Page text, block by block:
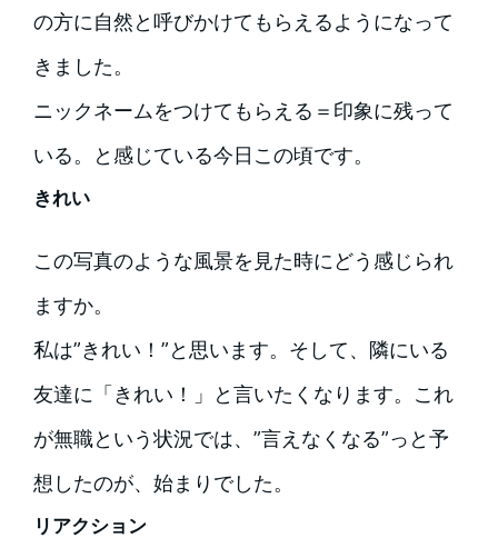
の方に自然と呼びかけてもらえるようになって
きました。
ニックネームをつけてもらえる＝印象に残って
いる。と感じている今日この頃です。
きれい
この写真のような風景を見た時にどう感じられ
ますか。
私は”きれい！”と思います。そして、隣にいる
友達に「きれい！」と言いたくなります。これ
が無職という状況では、”言えなくなる”っと予
想したのが、始まりでした。
リアクション